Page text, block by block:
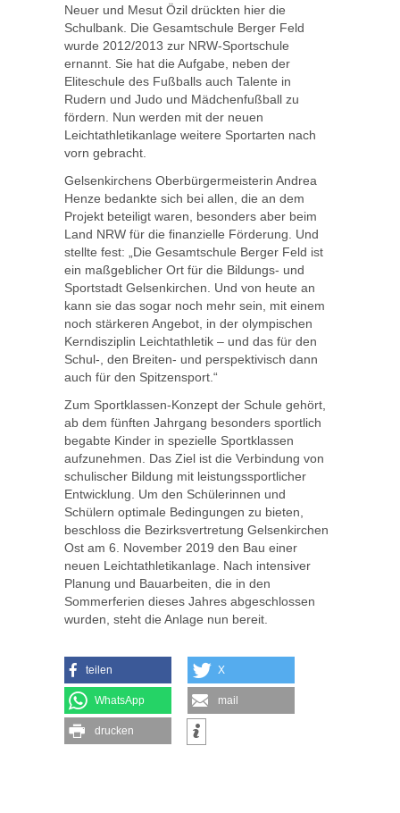
Neuer und Mesut Özil drückten hier die
Schulbank. Die Gesamtschule Berger Feld
wurde 2012/2013 zur NRW-Sportschule
ernannt. Sie hat die Aufgabe, neben der
Eliteschule des Fußballs auch Talente in
Rudern und Judo und Mädchenfußball zu
fördern. Nun werden mit der neuen
Leichtathletikanlage weitere Sportarten nach
vorn gebracht.
Gelsenkirchens Oberbürgermeisterin Andrea
Henze bedankte sich bei allen, die an dem
Projekt beteiligt waren, besonders aber beim
Land NRW für die finanzielle Förderung. Und
stellte fest: „Die Gesamtschule Berger Feld ist
ein maßgeblicher Ort für die Bildungs- und
Sportstadt Gelsenkirchen. Und von heute an
kann sie das sogar noch mehr sein, mit einem
noch stärkeren Angebot, in der olympischen
Kerndisziplin Leichtathletik – und das für den
Schul-, den Breiten- und perspektivisch dann
auch für den Spitzensport.“
Zum Sportklassen-Konzept der Schule gehört,
ab dem fünften Jahrgang besonders sportlich
begabte Kinder in spezielle Sportklassen
aufzunehmen. Das Ziel ist die Verbindung von
schulischer Bildung mit leistungssportlicher
Entwicklung. Um den Schülerinnen und
Schülern optimale Bedingungen zu bieten,
beschloss die Bezirksvertretung Gelsenkirchen
Ost am 6. November 2019 den Bau einer
neuen Leichtathletikanlage. Nach intensiver
Planung und Bauarbeiten, die in den
Sommerferien dieses Jahres abgeschlossen
wurden, steht die Anlage nun bereit.
teilen X
WhatsApp mail
drucken